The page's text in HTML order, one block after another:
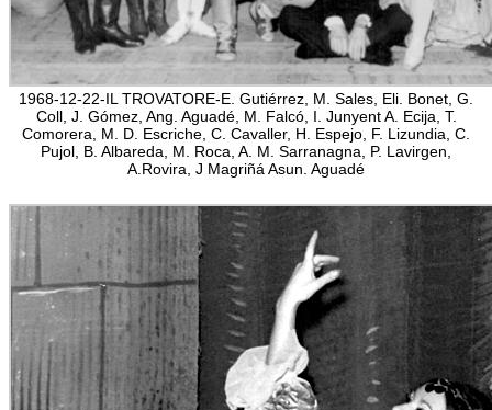
1968-12-22-IL TROVATORE-E. Gutiérrez, M. Sales, Eli. Bonet, G.
Coll, J. Gómez, Ang. Aguadé, M. Falcó, I. Junyent A. Ecija, T.
Comorera, M. D. Escriche, C. Cavaller, H. Espejo, F. Lizundia, C.
Pujol, B. Albareda, M. Roca, A. M. Sarranagna, P. Lavirgen,
A.Rovira, J Magriñá Asun. Aguadé